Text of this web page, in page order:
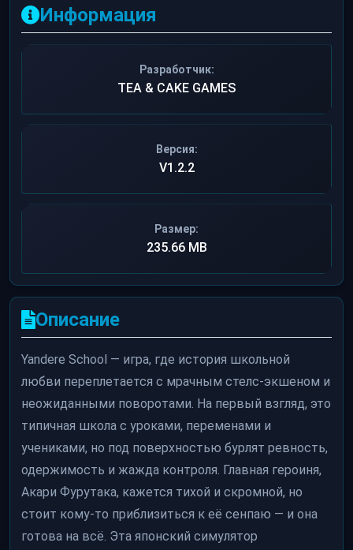
Информация
Разработчик:
TEA & CAKE GAMES
Версия:
V1.2.2
Размер:
235.66 MB
Описание
Yandere School — игра, где история школьной
любви переплетается с мрачным стелс-экшеном и
неожиданными поворотами. На первый взгляд, это
типичная школа с уроками, переменами и
учениками, но под поверхностью бурлят ревность,
одержимость и жажда контроля. Главная героиня,
Акари Фурутака, кажется тихой и скромной, но
стоит кому-то приблизиться к её сенпаю — и она
готова на всё. Эта японский симулятор